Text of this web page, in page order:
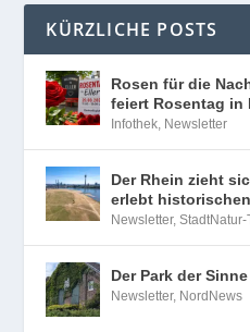
KÜRZLICHE POSTS
Rosen für die
feiert Rosentag in
Infothek, Newsletter
Der Rhein zieht
erlebt
Newsletter,StadtNatur-
Der Park der
Newsletter, NordNews